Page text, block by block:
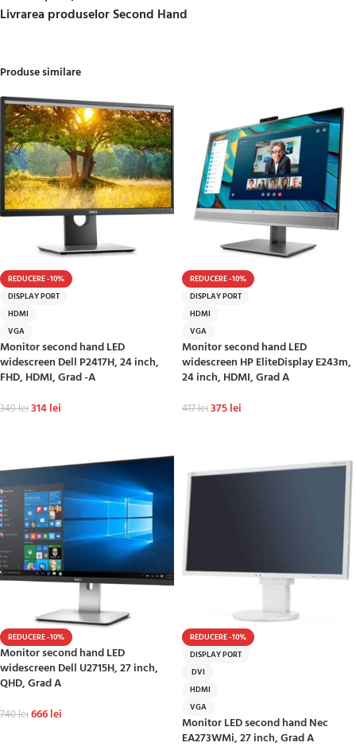
Livrarea produselor Second Hand
Produse similare
REDUCERE -10%
DISPLAY PORT
HDMI
VGA
Monitor second hand LED
widescreen Dell P2417H, 24 inch,
FHD, HDMI, Grad -A
349lei314lei
REDUCERE -10%
DISPLAY PORT
HDMI
VGA
Monitor second hand LED
widescreen HP EliteDisplay E243m,
24 inch, HDMI, Grad A
417lei375lei
REDUCERE -10%
Monitor second hand LED
widescreen Dell U2715H, 27 inch,
QHD, Grad A
740lei666lei
REDUCERE -10%
DISPLAY PORT
DVI
HDMI
VGA
Monitor LED second hand Nec
EA273WMi, 27 inch, Grad A